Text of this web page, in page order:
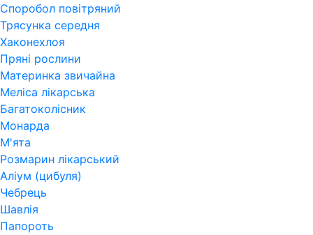
Споробол повітряний
Трясунка середня
Хаконехлоя
Пряні рослини
Материнка звичайна
Меліса лікарська
Багатоколісник
Монарда
М'ята
Розмарин лікарський
Аліум (цибуля)
Чебрець
Шавлія
Папороть